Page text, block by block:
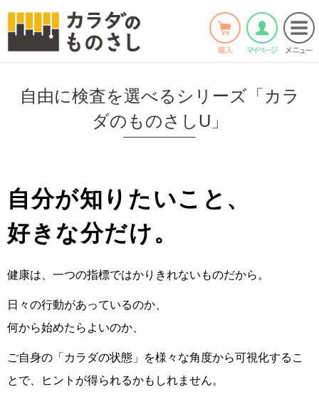
ホーム>
Twitter LINE
自由に検査を選べるシリーズ「カラ
ダのものさしU」
自分が知りたいこと、
好きな分だけ。
健康は、一つの指標ではかりきれないものだから。
日々の行動があっているのか、
何から始めたらよいのか、
ご自身の「カラダの状態」を様々な角度から可視化するこ
とで、ヒントが得られるかもしれません。